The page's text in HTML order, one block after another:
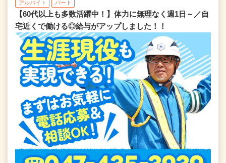
アルバイト パート
【60代以上も多数活躍中！】体力に無理なく週1日～／自
宅近くで働ける◎給与がアップしました！！